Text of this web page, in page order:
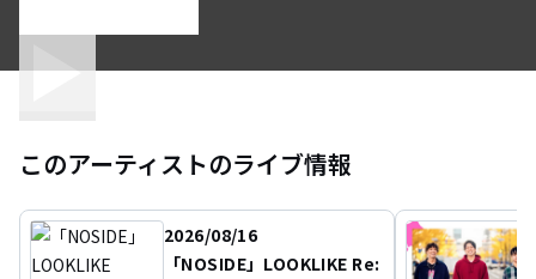
このアーティストのライブ情報
2026/08/16
「NOSIDE」LOOKLIKE Re: